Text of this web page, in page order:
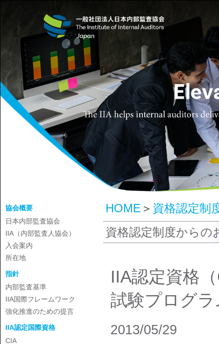
協会概要
日本内部監査協会
IIA（内部監査人協会）
入会案内
所在地
指針
内部監査基準
IIA国際フレームワーク
強化推進のための提言
IIA認定国際資格
CIA
HOME ＞ 資格認定制
資格認定制度からの
IIA認定資格
試験プログ
2013/05/29